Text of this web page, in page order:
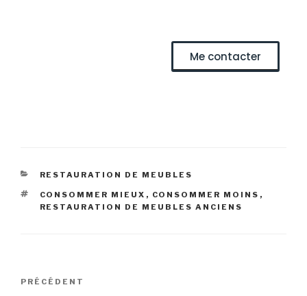
Me contacter
RESTAURATION DE MEUBLES
CONSOMMER MIEUX , CONSOMMER MOINS ,
RESTAURATION DE MEUBLES ANCIENS
PRÉCÉDENT